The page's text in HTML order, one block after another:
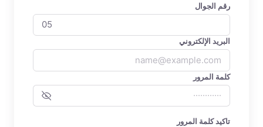
رقم الجوال
البريد الإلكتروني
كلمة المرور
تاكيد كلمة المرور